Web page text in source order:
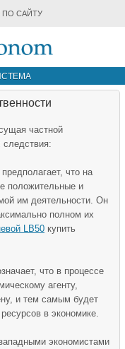
ПО САЙТУ
частной
следствия:
что на
положительные и
им деятельности. Он
полном их
LB50 купить
что в процессе
агенту,
и тем самым будет
в экономике.
экономистами